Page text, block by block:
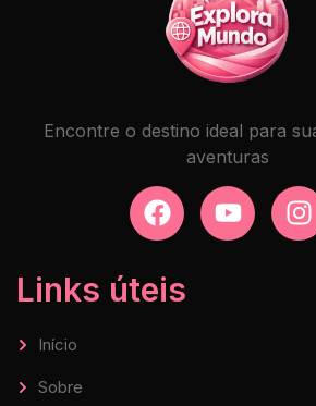
Encontre o destino ideal para
aventuras
Links úteis
Início
Sobre